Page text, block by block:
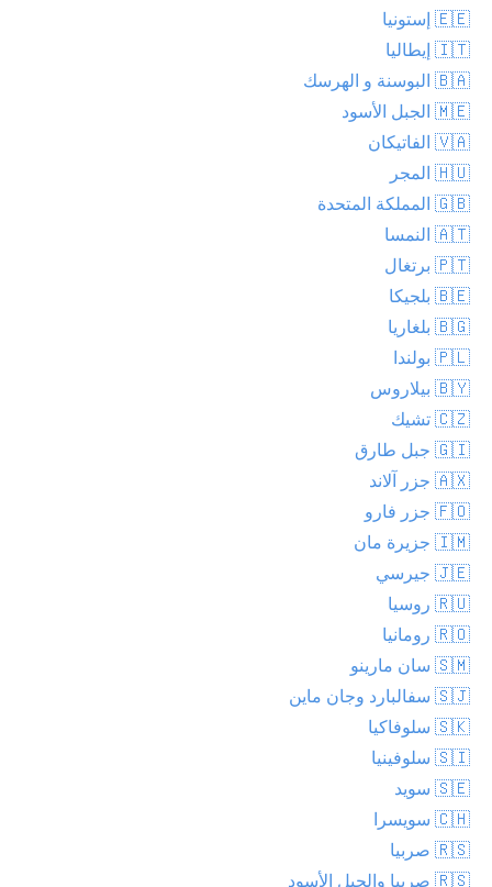
🇪🇪 إستونيا
🇮🇹 إيطاليا
🇧🇦 البوسنة و الهرسك
🇲🇪 الجبل الأسود
🇻🇦 الفاتيكان
🇭🇺 المجر
🇬🇧 المملكة المتحدة
🇦🇹 النمسا
🇵🇹 برتغال
🇧🇪 بلجيكا
🇧🇬 بلغاريا
🇵🇱 بولندا
🇧🇾 بيلاروس
🇨🇿 تشيك
🇬🇮 جبل طارق
🇦🇽 جزر آلاند
🇫🇴 جزر فارو
🇮🇲 جزيرة مان
🇯🇪 جيرسي
🇷🇺 روسيا
🇷🇴 رومانيا
🇸🇲 سان مارينو
🇸🇯 سفالبارد وجان ماين
🇸🇰 سلوفاكيا
🇸🇮 سلوفينيا
🇸🇪 سويد
🇨🇭 سويسرا
🇷🇸 صربيا
🇷🇸 صربيا والجبل الأسود